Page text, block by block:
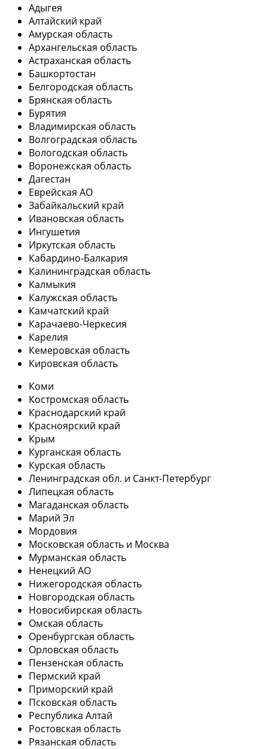
Адыгея
Алтайский край
Амурская область
Архангельская область
Астраханская область
Башкортостан
Белгородская область
Брянская область
Бурятия
Владимирская область
Волгоградская область
Вологодская область
Воронежская область
Дагестан
Еврейская АО
Забайкальский край
Ивановская область
Ингушетия
Иркутская область
Кабардино-Балкария
Калининградская область
Калмыкия
Калужская область
Камчатский край
Карачаево-Черкесия
Карелия
Кемеровская область
Кировская область
Коми
Костромская область
Краснодарский край
Красноярский край
Крым
Курганская область
Курская область
Ленинградская обл. и Санкт-Петербург
Липецкая область
Магаданская область
Марий Эл
Мордовия
Московская область и Москва
Мурманская область
Ненецкий АО
Нижегородская область
Новгородская область
Новосибирская область
Омская область
Оренбургская область
Орловская область
Пензенская область
Пермский край
Приморский край
Псковская область
Республика Алтай
Ростовская область
Рязанская область